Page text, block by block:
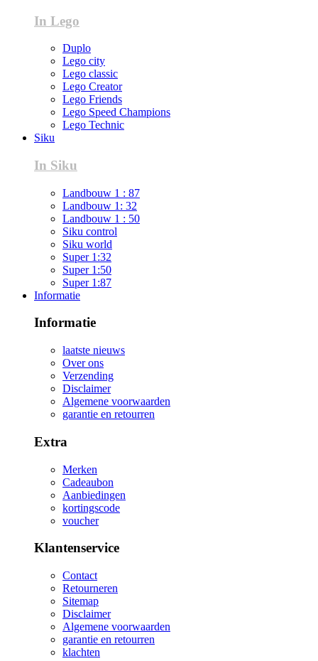
In Lego
Duplo
Lego city
Lego classic
Lego Creator
Lego Friends
Lego Speed Champions
Lego Technic
Siku
In Siku
Landbouw 1 : 87
Landbouw 1: 32
Landbouw 1 : 50
Siku control
Siku world
Super 1:32
Super 1:50
Super 1:87
Informatie
Informatie
laatste nieuws
Over ons
Verzending
Disclaimer
Algemene voorwaarden
garantie en retourren
Extra
Merken
Cadeaubon
Aanbiedingen
kortingscode
voucher
Klantenservice
Contact
Retourneren
Sitemap
Disclaimer
Algemene voorwaarden
garantie en retourren
klachten